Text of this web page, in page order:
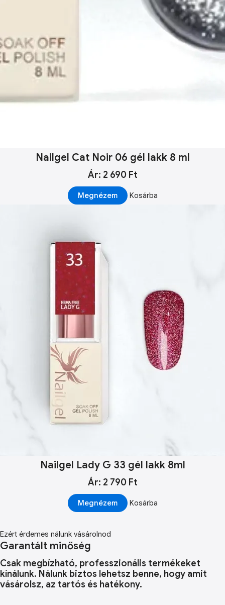
Nailgel Cat Noir 06 gél lakk 8 ml
Ár: 2 690 Ft
Megnézem Kosárba
Nailgel Lady G 33 gél lakk 8ml
Ár: 2 790 Ft
Megnézem Kosárba
Ezért érdemes nálunk vásárolnod
Garantált minőség
Csak megbízható, professzionális termékeket
kínálunk. Nálunk biztos lehetsz benne, hogy amit
vásárolsz, az tartós és hatékony.